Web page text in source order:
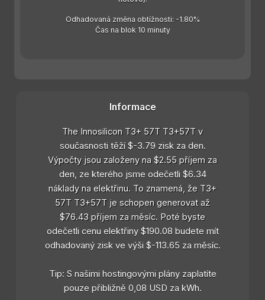
Odhadovaná změna obtížnosti: -1.80%
Čas na blok 10 minuty
Informace
The Innosilicon T3+ 57T T3+57T v
současnosti těží $-3.79 zisk za den.
Výpočty jsou založeny na $2.55 příjem za
den, ze kterého jsme odečetli $6.34
náklady na elektřinu. To znamená, že T3+
57T T3+57T je schopen generovat až
$76.43 příjem za měsíc. Poté byste
odečetli cenu elektřiny $190.08 budete mít
odhadovaný zisk ve výši $-113.65 za měsíc.
Tip: S našimi hostingovými plány zaplatíte
pouze přibližně 0,08 USD za kWh.